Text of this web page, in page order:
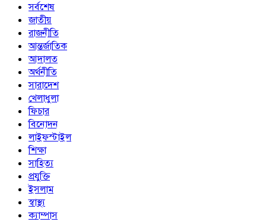
সর্বশেষ
জাতীয়
রাজনীতি
আন্তর্জাতিক
আদালত
অর্থনীতি
সারাদেশ
খেলাধুলা
ফিচার
বিনোদন
লাইফস্টাইল
শিক্ষা
সাহিত্য
প্রযুক্তি
ইসলাম
স্বাস্থ্য
ক্যাম্পাস